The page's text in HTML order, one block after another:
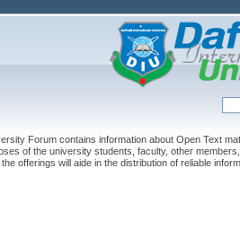
Forum contains information about Open Text
of the university students, faculty, other
offerings will aide in the distribution of reliable